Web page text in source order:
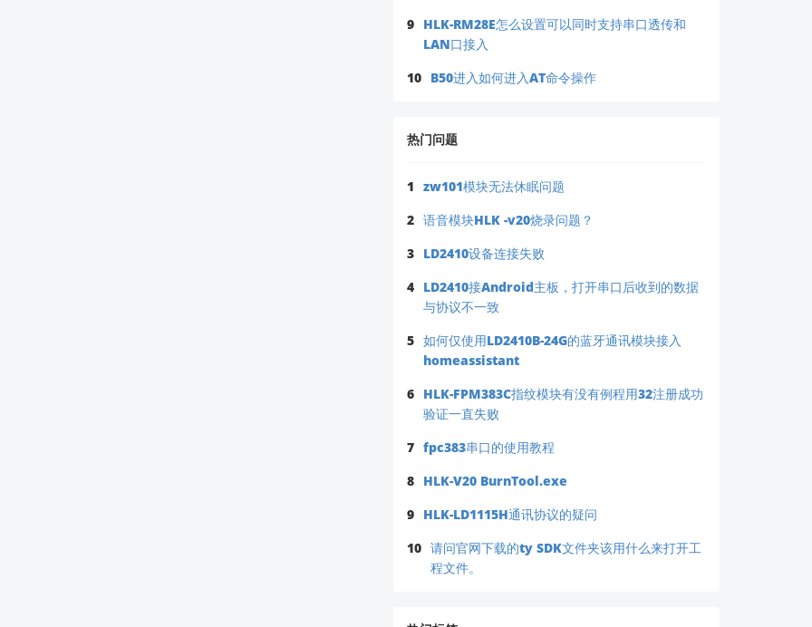
9 HLK-RM28E怎么设置可以同时支持串口透传和
LAN口接入
10 B50进入如何进入AT命令操作
热门问题
1 zw101模块无法休眠问题
2 语音模块HLK -v20烧录问题？
3 LD2410设备连接失败
4 LD2410接Android主板，打开串口后收到的数据
与协议不一致
5 如何仅使用LD2410B-24G的蓝牙通讯模块接入
homeassistant
6 HLK-FPM383C指纹模块有没有例程用32注册成功
验证一直失败
7 fpc383串口的使用教程
8 HLK-V20 BurnTool.exe
9 HLK-LD1115H通讯协议的疑问
10 请问官网下载的ty SDK文件夹该用什么来打开工
程文件。